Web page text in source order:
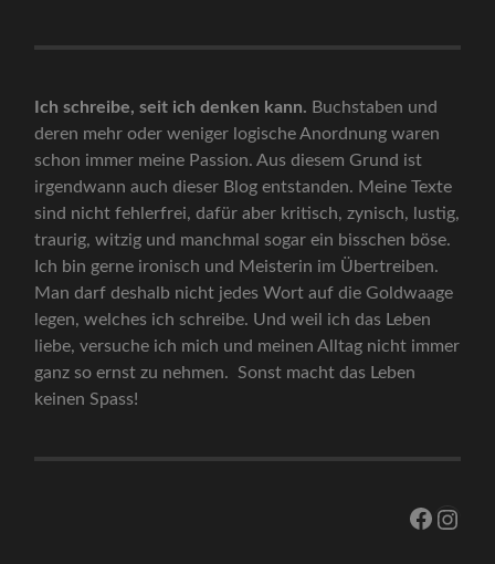
Ich schreibe, seit ich denken kann. Buchstaben und
deren mehr oder weniger logische Anordnung waren
schon immer meine Passion. Aus diesem Grund ist
irgendwann auch dieser Blog entstanden. Meine Texte
sind nicht fehlerfrei, dafür aber kritisch, zynisch, lustig,
traurig, witzig und manchmal sogar ein bisschen böse.
Ich bin gerne ironisch und Meisterin im Übertreiben.
Man darf deshalb nicht jedes Wort auf die Goldwaage
legen, welches ich schreibe. Und weil ich das Leben
liebe, versuche ich mich und meinen Alltag nicht immer
ganz so ernst zu nehmen. Sonst macht das Leben
keinen Spass!